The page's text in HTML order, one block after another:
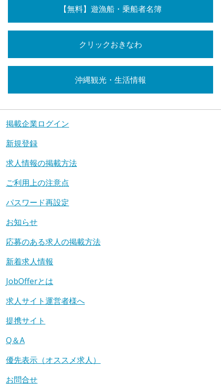
【無料】遊漁船・乗船者名簿
クリックおきなわ
沖縄観光・生活情報
掲載企業ログイン
新規登録
求人情報の掲載方法
ご利用上の注意点
パスワード再設定
お知らせ
応募のある求人の掲載方法
新着求人情報
JobOfferとは
求人サイト運営者様へ
提携サイト
Q＆A
優先表示（オススメ求人）
お問合せ